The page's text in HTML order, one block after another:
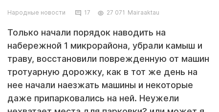
Народные новости 17 27 071 Mairaaktau
Только начали порядок наводить на
набережной 1 микрорайона, убрали камыш и
траву, восстановили поврежденную от машин
тротуарную дорожку, как в тот же день на
нее начали наезжать машины и некоторые
даже припарковались на ней. Неужели